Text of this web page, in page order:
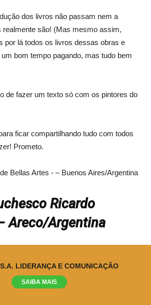
LIDERANÇA E COMUNICAÇÃO
SAIBA MAIS
dos livros não passam nem a
realmente são! (Mas mesmo assim,
por lá todos os livros dessas obras e
bom tempo pagando, mas tudo bem
de fazer um texto só com os pintores do
ficar compartilhando tudo com todos
Prometo.
Ricardo
Areco/Argentina
com peças voltadas ao Gaúcho. Um
século XX e uma escola de ponchos logo